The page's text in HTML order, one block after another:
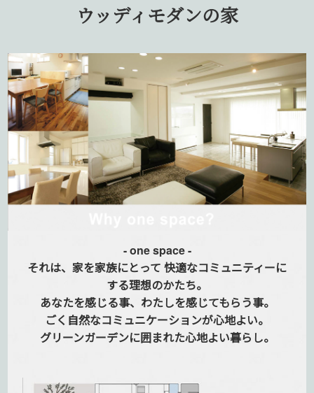
ウッディモダンの家
- one space -
それは、家を家族にとって 快適なコミュニティーに
する理想のかたち。
あなたを感じる事、 わたしを感じてもらう事。
ごく自然なコミュニケーションが心地よい。
グリーンガーデンに囲まれた心地よい暮らし。